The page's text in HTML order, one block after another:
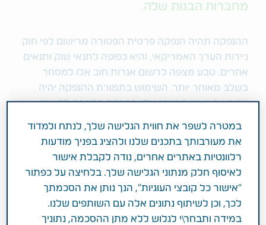
מחברות הבנות שלה.
ההנפקה תהיה הנפקה פרטית הפטורה מרישום לפי חוק
ניירות הערך האמריקאי, והיא כפופה לתנאי שוק ותנאים
אחרים. טבע מצפה לרשום אגרות חוב אלו למסחר
בשלב מאוחר יותר. השימוש בתמורת ההנפקה יהיה
עבור: א) מימון המכרז עליו הכריזה החברה לקנייתן,
ב-2021, בסכום כולל של עד 1.5 מיליארד דולר (בניכוי
ריבית שנצברה ולא שולמה אך כולל פרמיה בגין המכרז);
ב) לשלם עמלות והוצאות בקשר עם ההנפקה כאמור; ג)
ככל שתהיה תמורה שלא נוצלה היא תשמש לצרכיה
במטרה לשפר את חווית הגלישה שלך, לנתח ולמדוד
את מעורבותך בתכנים שלנו ולהציג בפניך מודעות
רלוונטיות באתרים אחרים, נודה לקבלת אישור
לאיסוף חלק מנתוני הגלישה שלך. בלחיצה על כפתור
"אישור כל קובצי העוגיות", הנך נותן את הסכמתך
לכך, וכן לשיתוף נתונים אלה עם השותפים שלנו.
במידה ותבחר\י לגלוש ללא מתן ההסכמה, נתוניך